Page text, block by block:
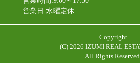
営業日:水曜定休
Copyright
(C) 2026 IZUMI REAL
All Rights